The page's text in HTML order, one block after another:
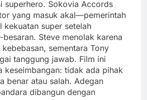
superhero. Sokovia Accords
yang masuk akal—pemerintah
kekuatan super setelah
besaran. Steve menolak karena
sementara Tony
tanggung jawab. Film ini
keseimbangan: tidak ada pihak
benar atau salah. Adegan
dibangun dengan